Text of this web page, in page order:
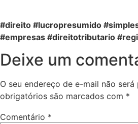
#direito #lucropresumido #
#empresas #direitotributario #
Deixe um
O seu endereço de e-mail não será
obrigatórios são marcados com *
Comentário *